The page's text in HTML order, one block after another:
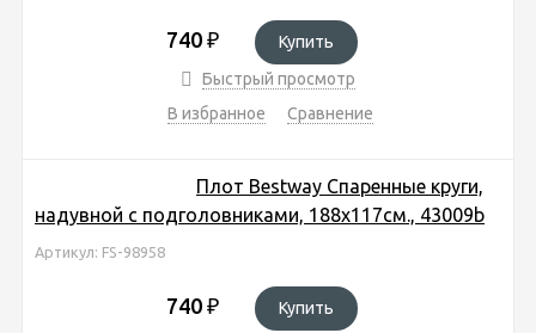
740 ₽
Купить
Быстрый просмотр
В избранное
Сравнение
Плот Bestway Спаренные круги,
надувной с подголовниками, 188х117см., 43009b
Артикул: FS-98958
740 ₽
Купить